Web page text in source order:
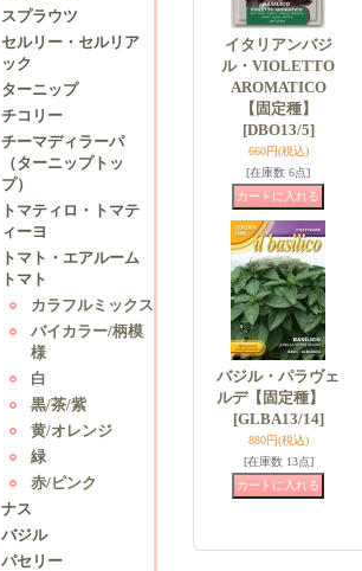
スプラウツ
セルリー・セルリア
ック
ターニップ
チコリー
チーマディラーパ
（ターニップトッ
プ）
トマティロ・トマテ
ィーヨ
トマト・エアルーム
トマト
カラフルミックス
バイカラー/柄模
様
白
黒/茶/紫
黄/オレンジ
緑
赤/ピンク
ナス
バジル
パセリー
イタリアンバジ
ル・VIOLETTO
AROMATICO
【固定種】
[DBO13/5]
660円(税込)
[在庫数 6点]
バジル・パラヴェ
ルデ【固定種】
[GLBA13/14]
880円(税込)
[在庫数 13点]